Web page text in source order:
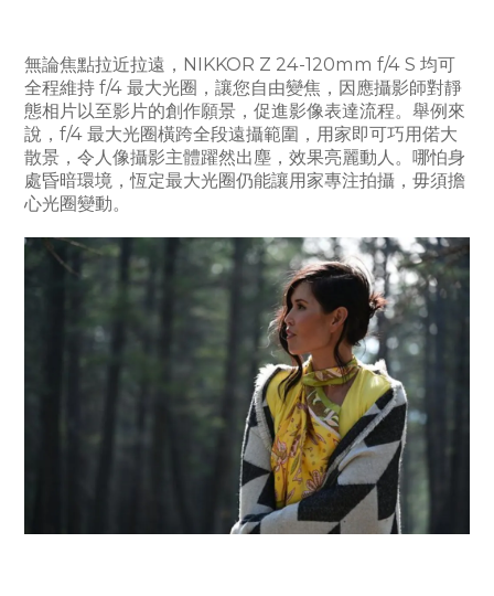
無論焦點拉近拉遠，NIKKOR Z 24-120mm f/4 S 均可
全程維持 f/4 最大光圈，讓您自由變焦，因應攝影師對靜
態相片以至影片的創作願景，促進影像表達流程。舉例來
說，f/4 最大光圈橫跨全段遠攝範圍，用家即可巧用偌大
散景，令人像攝影主體躍然出塵，效果亮麗動人。哪怕身
處昏暗環境，恆定最大光圈仍能讓用家專注拍攝，毋須擔
心光圈變動。